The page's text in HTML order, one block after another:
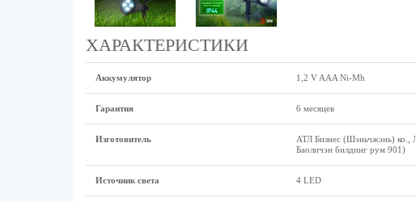
ХАРАКТЕРИСТИКИ
Аккумулятор 1,2 V AAA Ni-Mh
Гарантия 6 месяцев
Изготовитель
АТЛ Бизнес (Шэньчжэнь) ко.,
Баоличэн билдинг рум 901)
Источник света 4 LED